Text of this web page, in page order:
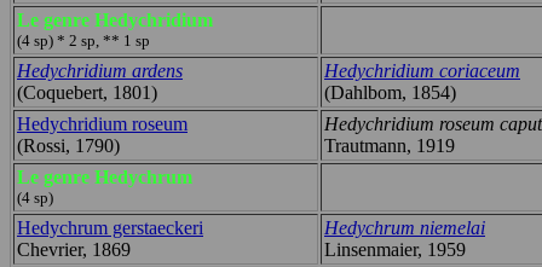
Le genre Hedychridium
(4 sp) * 2 sp, ** 1 sp
Hedychridium ardens
(Coquebert, 1801)
Hedychridium coriaceum
(Dahlbom, 1854)
Hedychridium roseum
(Rossi, 1790)
Hedychridium roseum
Trautmann, 1919
Le genre Hedychrum
(4 sp)
Hedychrum gerstaeckeri
Chevrier, 1869
Hedychrum niemelai
Linsenmaier, 1959